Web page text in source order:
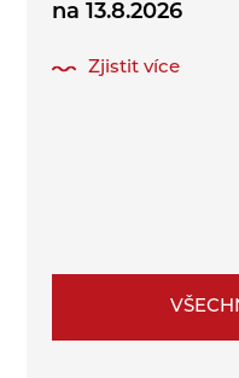
na 13.8.2026
Zjistit více